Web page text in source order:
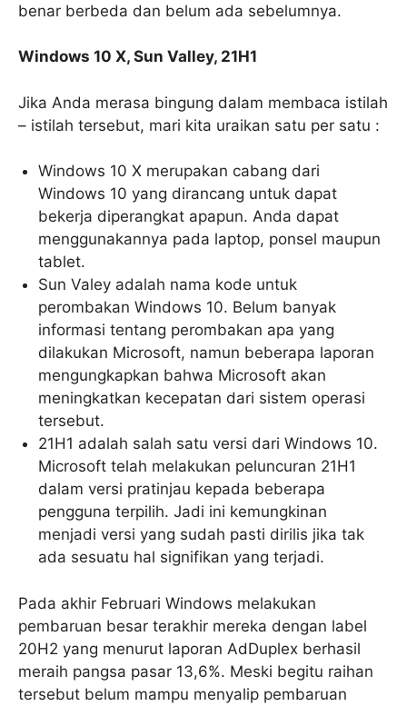
benar berbeda dan belum ada sebelumnya.
Windows 10 X, Sun Valley, 21H1
Jika Anda merasa bingung dalam membaca istilah
– istilah tersebut, mari kita uraikan satu per satu :
Windows 10 X merupakan cabang dari
Windows 10 yang dirancang untuk dapat
bekerja diperangkat apapun. Anda dapat
menggunakannya pada laptop, ponsel maupun
tablet.
Sun Valey adalah nama kode untuk
perombakan Windows 10. Belum banyak
informasi tentang perombakan apa yang
dilakukan Microsoft, namun beberapa laporan
mengungkapkan bahwa Microsoft akan
meningkatkan kecepatan dari sistem operasi
tersebut.
21H1 adalah salah satu versi dari Windows 10.
Microsoft telah melakukan peluncuran 21H1
dalam versi pratinjau kepada beberapa
pengguna terpilih. Jadi ini kemungkinan
menjadi versi yang sudah pasti dirilis jika tak
ada sesuatu hal signifikan yang terjadi.
Pada akhir Februari Windows melakukan
pembaruan besar terakhir mereka dengan label
20H2 yang menurut laporan AdDuplex berhasil
meraih pangsa pasar 13,6%. Meski begitu raihan
tersebut belum mampu menyalip pembaruan